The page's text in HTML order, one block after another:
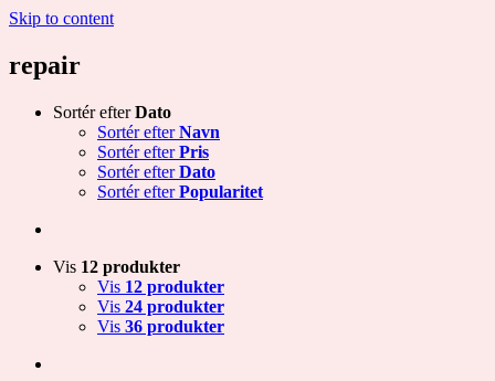
Skip to content
repair
Sortér efterDato
Sortér efterNavn
Sortér efterPris
Sortér efterDato
Sortér efterPopularitet
Vis 12 produkter
Vis 12 produkter
Vis 24 produkter
Vis 36 produkter